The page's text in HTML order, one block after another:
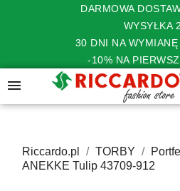
DARMOWA
WYSYŁKA
30 DNI NA
-10% NA

Riccardo.pl TORBY
ANEKKE Tulip 43709-912